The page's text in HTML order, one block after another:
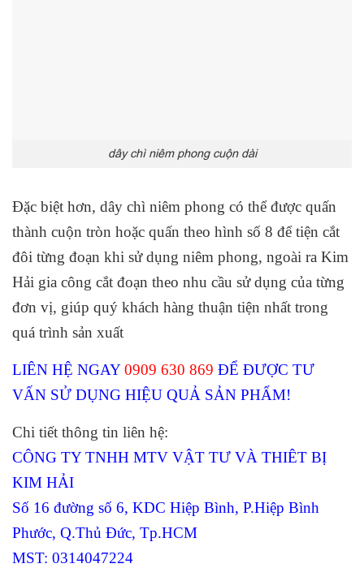
dây chì niêm phong cuộn dài
Đặc biệt hơn, dây chì niêm phong có thể được quấn
thành cuộn tròn hoặc quấn theo hình số 8 để tiện cắt
đôi từng đoạn khi sử dụng niêm phong, ngoài ra Kim
Hải gia công cắt đoạn theo nhu cầu sử dụng của từng
đơn vị, giúp quý khách hàng thuận tiện nhất trong
quá trình sản xuất
LIÊN HỆ NGAY0909 630 869 ĐỂ ĐƯỢC TƯ
VẤN SỬ DỤNG HIỆU QUẢ SẢN PHẨM!
Chi tiết thông tin liên hệ:
CÔNG TY TNHH MTV VẬT TƯ VÀ THIÊT BỊ
KIM HẢI
Số 16 đường số 6, KDC Hiệp Bình, P.Hiệp Bình
Phước, Q.Thủ Đức, Tp.HCM
MST: 0314047224